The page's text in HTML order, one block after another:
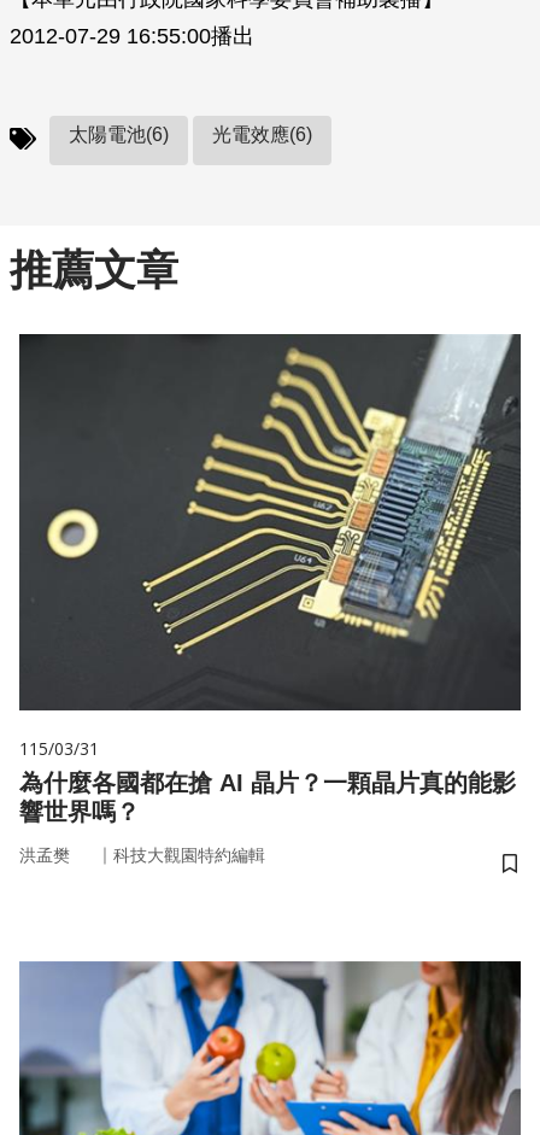
2012-07-29 16:55:00播出
太陽電池(6) 光電效應(6)
推薦文章
115/03/31
為什麼各國都在搶 AI 晶片？一顆晶片真的能影
響世界嗎？
洪孟樊 ｜ 科技大觀園特約編輯
儲